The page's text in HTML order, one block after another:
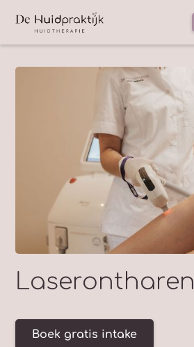
Laserontharen
Boek gratis intake